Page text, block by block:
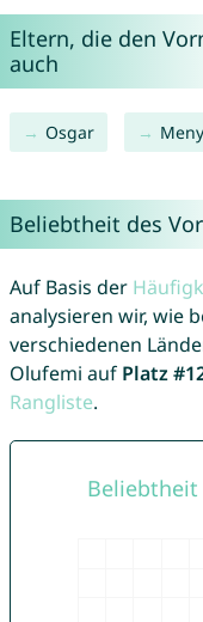
Eltern, die den
auch
Osgar
Beliebtheit des
Auf Basis der
analysieren wir, wie
verschiedenen
Olufemi auf Platz
Rangliste.